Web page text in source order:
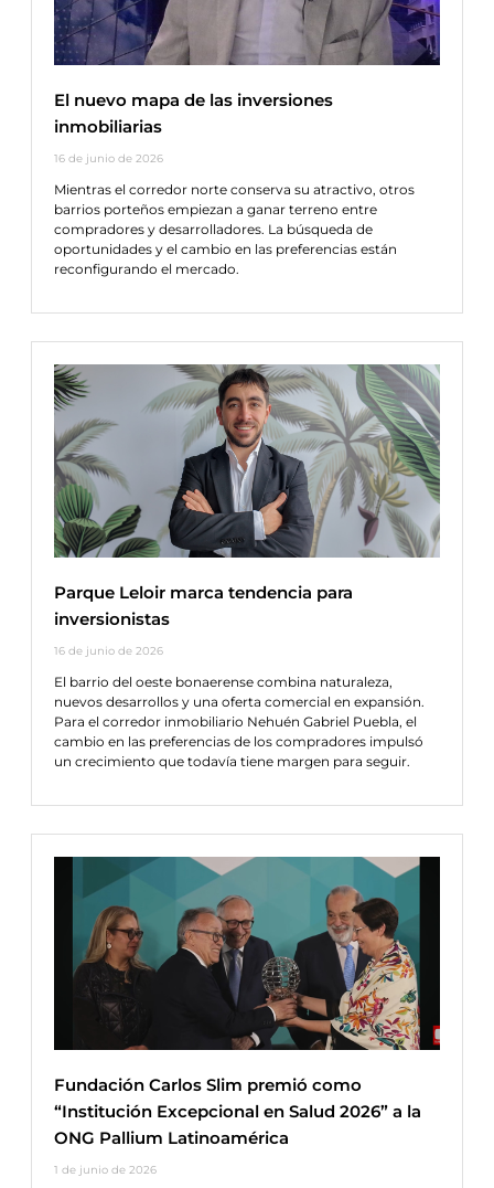
El nuevo mapa de las inversiones
inmobiliarias
16 de junio de 2026
Mientras el corredor norte conserva su atractivo, otros
barrios porteños empiezan a ganar terreno entre
compradores y desarrolladores. La búsqueda de
oportunidades y el cambio en las preferencias están
reconfigurando el mercado.
Parque Leloir marca tendencia para
inversionistas
16 de junio de 2026
El barrio del oeste bonaerense combina naturaleza,
nuevos desarrollos y una oferta comercial en expansión.
Para el corredor inmobiliario Nehuén Gabriel Puebla, el
cambio en las preferencias de los compradores impulsó
un crecimiento que todavía tiene margen para seguir.
Fundación Carlos Slim premió como
“Institución Excepcional en Salud 2026” a la
ONG Pallium Latinoamérica
1 de junio de 2026